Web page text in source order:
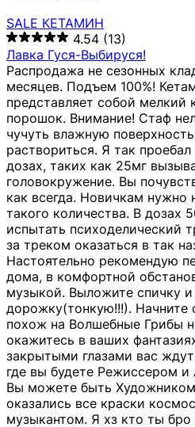
SALE КЕТАМИН
4.54 (13)
Лавка Гуся-Выбируся!
Распродажа не сезонных
месяцев. Подъем 100%!
представляет собой мелкий
порошок. Внимание! Стаф
чучуть влажную
раствориться. Я так
дозах, таких как 25мг
головокружение. Вы
как всегда. Новичкам нужно
такого количества. В
испытать психоделический
за треком оказаться в так
Настоятельно рекомендую
дома, в комфортной
музыкой. Выложите спичку
дорожку(тонкую!!!). Начните
похож на Волшебные Грибы
окажитесь в ваших
закрытыми глазами вас
где вы будете Режиссером
Вы можете быть Художником
оказались все краски
музыкантом. Я хз кто ты бро